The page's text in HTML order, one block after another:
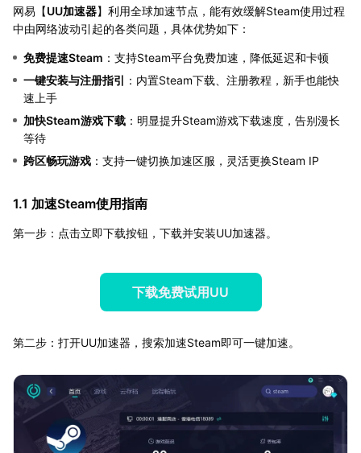
网易【UU加速器】利用全球加速节点，能有效缓解Steam使用过程
中由网络波动引起的各类问题，具体优势如下：
免费提速Steam ：支持Steam平台免费加速，降低延迟和卡顿
一键安装与注册指引 ：内置Steam下载、注册教程，新手也能快
速上手
加快Steam游戏下载 ：明显提升Steam游戏下载速度，告别漫长
等待
跨区畅玩游戏 ：支持一键切换加速区服，灵活更换Steam IP
1.1 加速Steam使用指南
第一步：点击立即下载按钮，下载并安装UU加速器。
下载免费试用UU
第二步：打开UU加速器，搜索加速Steam即可一键加速。